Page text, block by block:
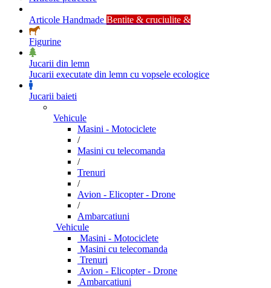
Articole Handmade Bentite & cruciulite &
Figurine
Jucarii din lemn
Jucarii executate din lemn cu vopsele ecologice
Jucarii baieti
Vehicule
Masini - Motociclete
/
Masini cu telecomanda
/
Trenuri
/
Avion - Elicopter - Drone
/
Ambarcatiuni
Vehicule
Masini - Motociclete
Masini cu telecomanda
Trenuri
Avion - Elicopter - Drone
Ambarcatiuni